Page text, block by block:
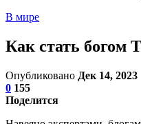
В мире
Как стать богом
Опубликовано Дек 14, 2023
0 155
Поделится